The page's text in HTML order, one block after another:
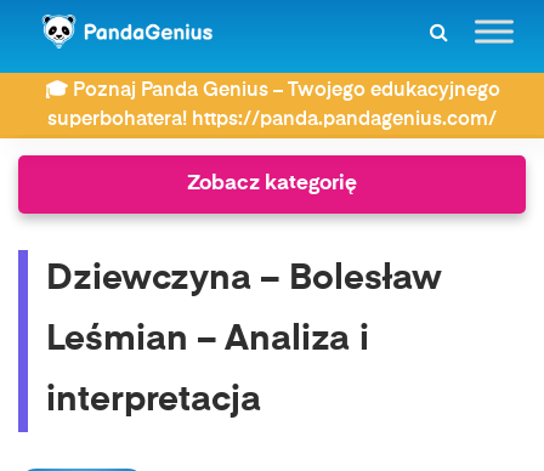
🎓 Poznaj Panda Genius – Twojego edukacyjnego
superbohatera! https://panda.pandagenius.com/
ZDAY Wiersze
Dziewczyna – Bolesław Leśmian – Analiza i interpretacja
Zobacz kategorię
Dziewczyna – Bolesław
Leśmian – Analiza i
interpretacja